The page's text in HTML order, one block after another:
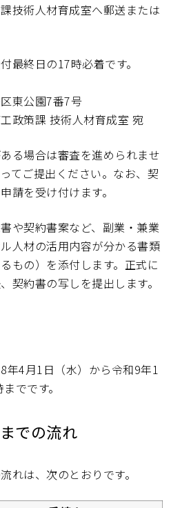
技術人材育成室へ郵送または
最終日の17時必着です。
東公園7番7号
政策課 技術人材育成室 宛
る場合は審査を進められませ
てご提出ください。なお、契
請を受け付けます。
や契約書案など、副業・兼業
人材の活用内容が分かる書類
もの）を添付します。正式に
契約書の写しを提出します。
年4月1日（水）から令和9年1
でです。
での流れ
れは、次のとおりです。